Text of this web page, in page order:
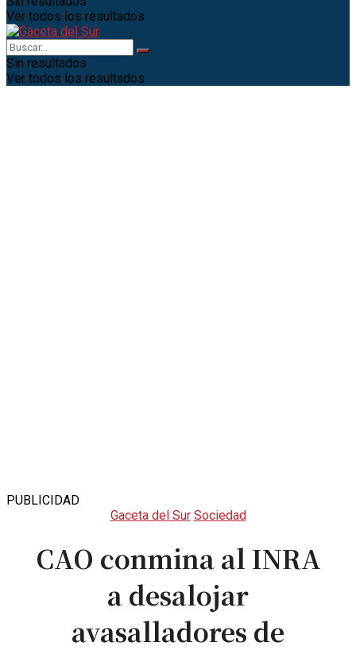
Ver todos los resultados
Sin resultados
Ver todos los resultados
PUBLICIDAD
Gaceta del Sur Sociedad
CAO conmina al INRA
a desalojar
avasalladores de